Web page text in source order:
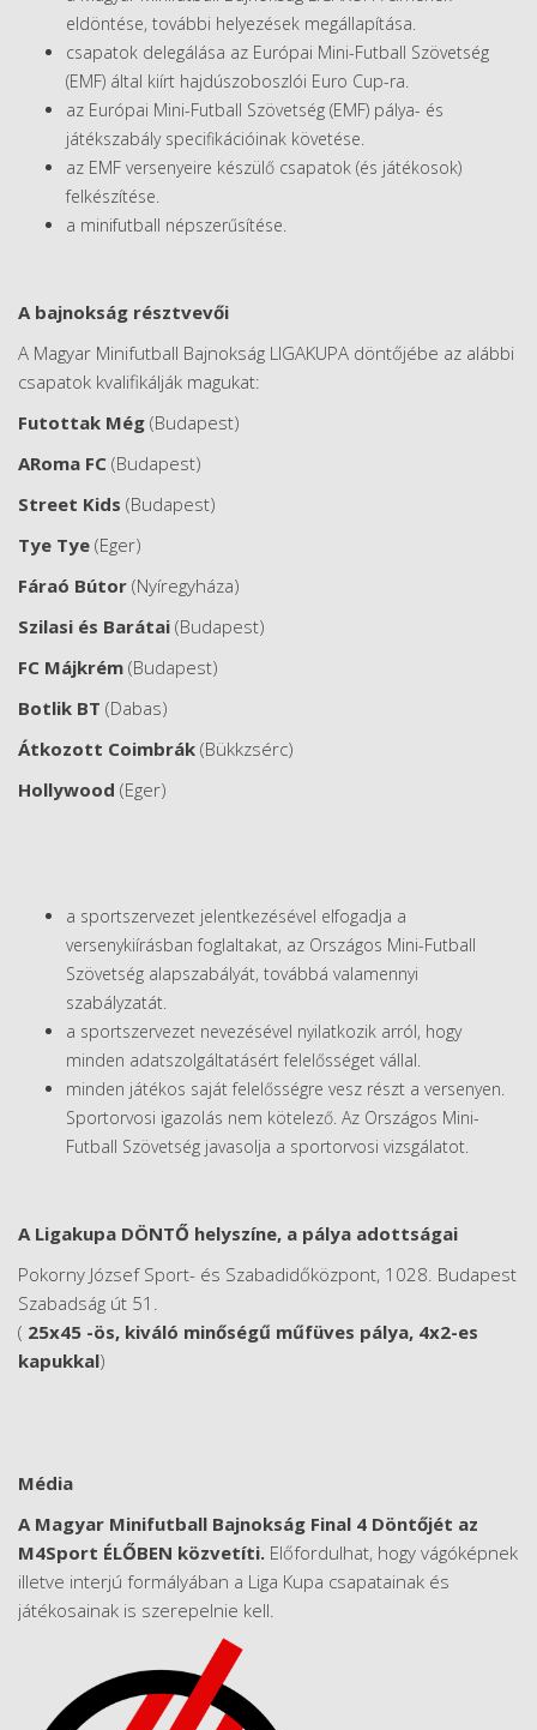
eldöntése, további helyezések megállapítása.
csapatok delegálása az Európai Mini-Futball Szövetség
(EMF) által kiírt hajdúszoboszlói Euro Cup-ra.
az Európai Mini-Futball Szövetség (EMF) pálya- és
játékszabály specifikációinak követése.
az EMF versenyeire készülő csapatok (és játékosok)
felkészítése.
a minifutball népszerűsítése.
A bajnokság résztvevői
A Magyar Minifutball Bajnokság LIGAKUPA döntőjébe az alábbi
csapatok kvalifikálják magukat:
Futottak Még (Budapest)
ARoma FC (Budapest)
Street Kids (Budapest)
Tye Tye (Eger)
Fáraó Bútor (Nyíregyháza)
Szilasi és Barátai (Budapest)
FC Májkrém (Budapest)
Botlik BT (Dabas)
Átkozott Coimbrák (Bükkzsérc)
Hollywood (Eger)
a sportszervezet jelentkezésével elfogadja a
versenykiírásban foglaltakat, az Országos Mini-Futball
Szövetség alapszabályát, továbbá valamennyi
szabályzatát.
a sportszervezet nevezésével nyilatkozik arról, hogy
minden adatszolgáltatásért felelősséget vállal.
minden játékos saját felelősségre vesz részt a versenyen.
Sportorvosi igazolás nem kötelező. Az Országos Mini-
Futball Szövetség javasolja a sportorvosi vizsgálatot.
A Ligakupa DÖNTŐ helyszíne, a pálya adottságai
Pokorny József Sport- és Szabadidőközpont, 1028. Budapest
Szabadság út 51.
( 25x45 -ös, kiváló minőségű műfüves pálya, 4x2-es
kapukkal)
Média
A Magyar Minifutball Bajnokság Final 4 Döntőjét az
M4Sport ÉLŐBEN közvetíti. Előfordulhat, hogy vágóképnek
illetve interjú formályában a Liga Kupa csapatainak és
játékosainak is szerepelnie kell.